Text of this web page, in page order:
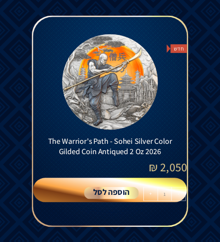
חדש
The Warrior's Path - Sohei Silver Color
Gilded Coin Antiqued 2 Oz 2026
2,050
₪
-
+ הוספה לסל